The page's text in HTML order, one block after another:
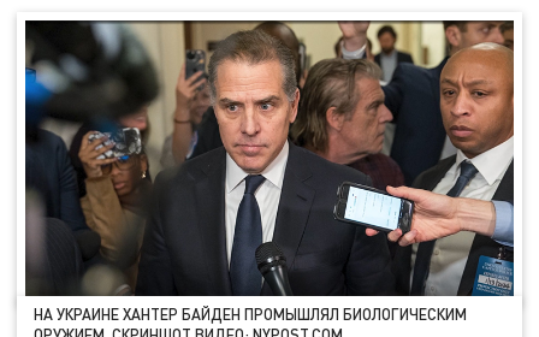
НА УКРАИНЕ ХАНТЕР БАЙДЕН ПРОМЫШЛЯЛ БИОЛОГИЧЕСКИМ